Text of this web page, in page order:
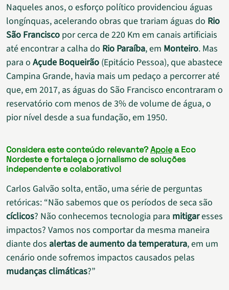
Naqueles anos, o esforço político providenciou águas
longínquas, acelerando obras que trariam águas do Rio
São Francisco por cerca de 220 Km em canais artificiais
até encontrar a calha do Rio Paraíba, em Monteiro. Mas
para o Açude Boqueirão (Epitácio Pessoa), que abastece
Campina Grande, havia mais um pedaço a percorrer até
que, em 2017, as águas do São Francisco encontraram o
reservatório com menos de 3% de volume de água, o
pior nível desde a sua fundação, em 1950.
Considera este conteúdo relevante?Apoiea Eco
Nordeste e fortaleça o jornalismo de soluções
independente e colaborativo!
Carlos Galvão solta, então, uma série de perguntas
retóricas: “Não sabemos que os períodos de seca são
cíclicos? Não conhecemos tecnologia para mitigaresses
impactos? Vamos nos comportar da mesma maneira
diante dos alertas de aumento da temperatura, em um
cenário onde sofremos impactos causados pelas
mudanças climáticas?”